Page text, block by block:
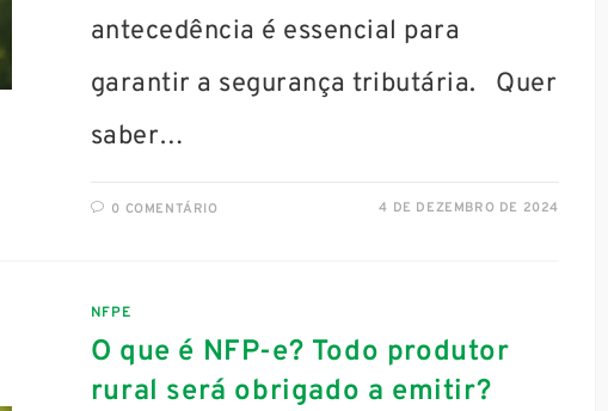
antecedência é essencial para
garantir a segurança tributária. Quer
saber…
0 COMENTÁRIO 4 DE DEZEMBRO DE 2024
NFPE
O que é NFP-e? Todo produtor
rural será obrigado a emitir?